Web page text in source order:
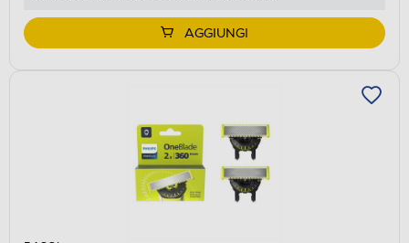
AGGIUNGI